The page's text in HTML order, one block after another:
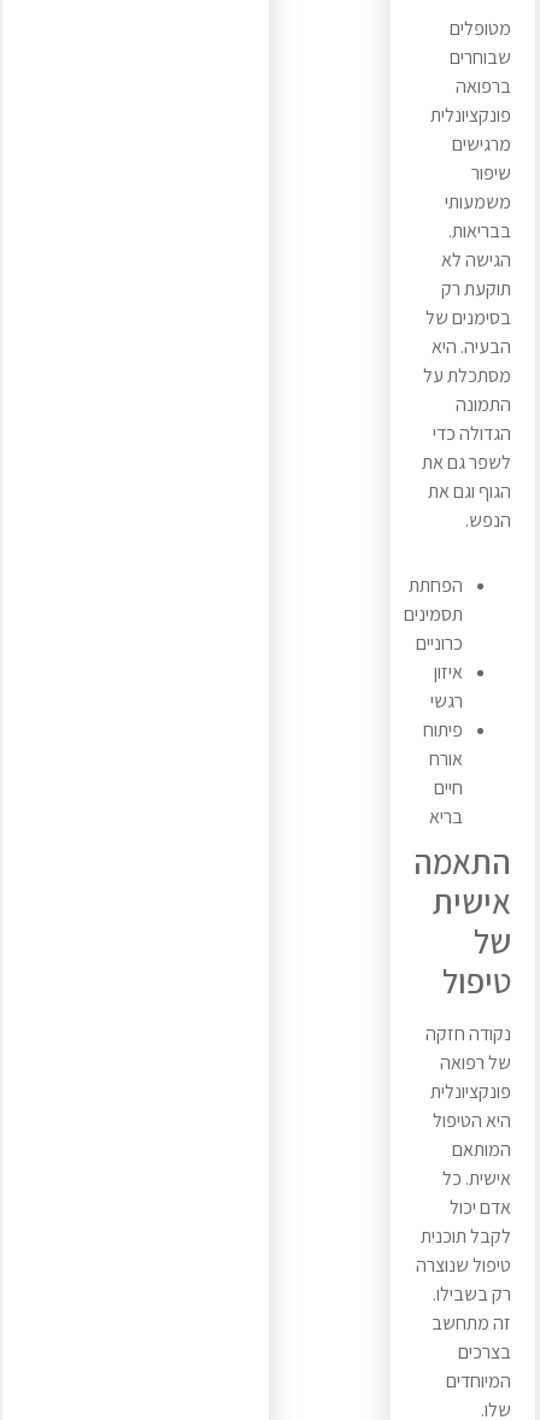
מטופלים
שבוחרים
ברפואה
פונקציונלית
מרגישים
שיפור
משמעותי
בבריאות.
הגישה לא
תוקעת רק
בסימנים של
הבעיה. היא
מסתכלת על
התמונה
הגדולה כדי
לשפר גם את
הגוף וגם את
הנפש.
הפחתת
תסמינים
כרוניים
איזון
רגשי
פיתוח
אורח
חיים
בריא
התאמה
אישית
של
טיפול
נקודה חזקה
של רפואה
פונקציונלית
היא הטיפול
המותאם
אישית. כל
אדם יכול
לקבל תוכנית
טיפול שנוצרה
רק בשבילו.
זה מתחשב
בצרכים
המיוחדים
שלו.